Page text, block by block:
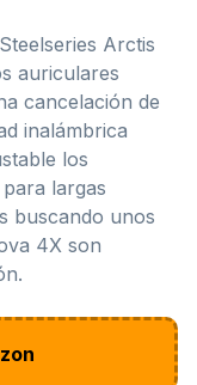
Arctis
auriculares
cancelación de
inalámbrica
los
largas
buscando unos
4X son